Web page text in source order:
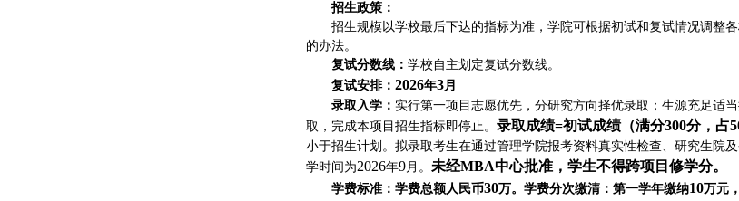
招生政策：
招生规模以学校最后下达的指标为准，学院可根据初试和复试情况调整
的办法。
复试分数线： 学校自主划定复试分数线。
复试安排： 2026年3月
录取入学： 实行第一项目志愿优先，分研究方向择优录取；生源充足适
取，完成本项目招生指标即停止。 录取成绩=初试成绩（满分300分，占
小于招生计划。拟录取考生在通过管理学院报考资料真实性检查、研究生院
学时间为2026年9月。 未经MBA中心批准，学生不得跨项目修学分。
学费标准：学费总额人民币30万。学费分次缴清：第一学年缴纳10万元